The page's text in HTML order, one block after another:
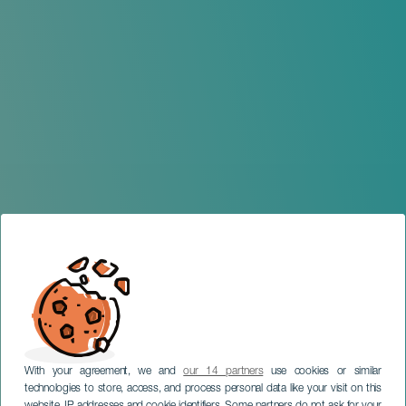
With your agreement, we andour 14 partnersuse cookies or similar
technologies to store, access, and process personal data like your visit on this